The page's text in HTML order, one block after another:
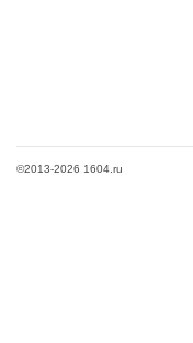
©2013-2026 1604.ru